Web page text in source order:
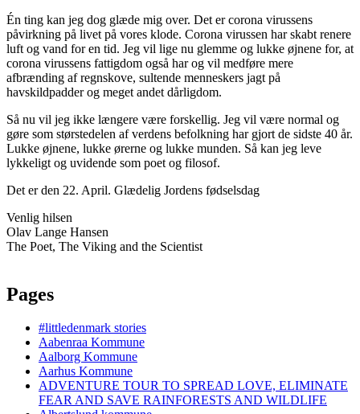
Én ting kan jeg dog glæde mig over. Det er corona virussens
påvirkning på livet på vores klode. Corona virussen har skabt renere
luft og vand for en tid. Jeg vil lige nu glemme og lukke øjnene for, at
corona virussens fattigdom også har og vil medføre mere
afbrænding af regnskove, sultende menneskers jagt på
havskildpadder og meget andet dårligdom.
Så nu vil jeg ikke længere være forskellig. Jeg vil være normal og
gøre som størstedelen af verdens befolkning har gjort de sidste 40 år.
Lukke øjnene, lukke ørerne og lukke munden. Så kan jeg leve
lykkeligt og uvidende som poet og filosof.
Det er den 22. April. Glædelig Jordens fødselsdag
Venlig hilsen
Olav Lange Hansen
The Poet, The Viking and the Scientist
Pages
#littledenmark stories
Aabenraa Kommune
Aalborg Kommune
Aarhus Kommune
ADVENTURE TOUR TO SPREAD LOVE, ELIMINATE
FEAR AND SAVE RAINFORESTS AND WILDLIFE